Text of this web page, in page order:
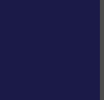
vô cùng Dễ Thương
này là hình THẬT do